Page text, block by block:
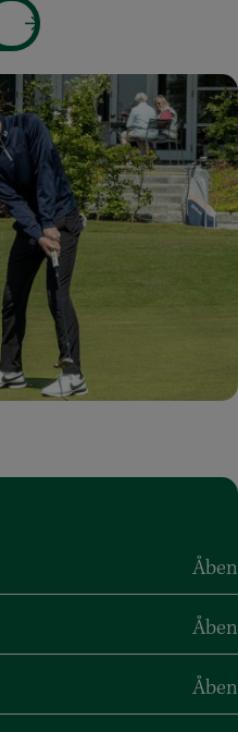
Åben
Åben
Åben